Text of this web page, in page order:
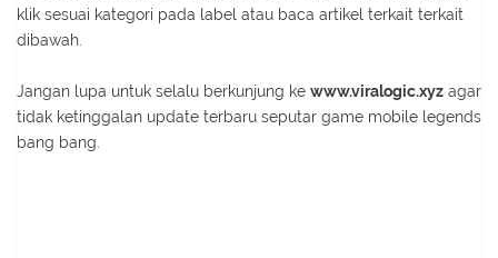
klik sesuai kategori pada label atau baca artikel terkait terkait
dibawah.
Jangan lupa untuk selalu berkunjung ke www.viralogic.xyz agar
tidak ketinggalan update terbaru seputar game mobile legends
bang bang.